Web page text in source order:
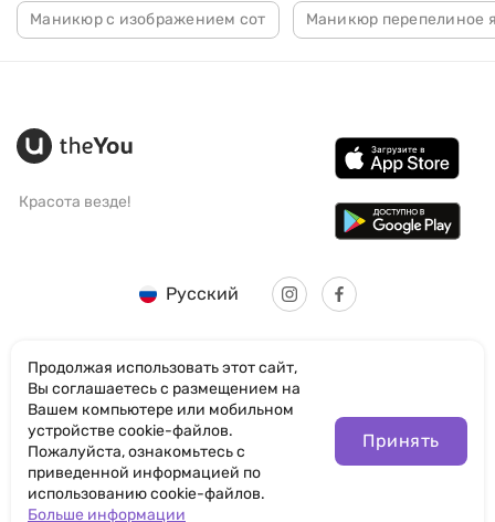
Маникюр с изображением сот Маникюр перепелиное
Красота везде!
Русский
© SANTICUM INTERNATIONAL LTD
Политика конфиденциальности
Правила пользования сайтом
Продолжая использовать этот сайт,
Вы соглашаетесь с размещением на
Вашем компьютере или мобильном
устройстве cookie-файлов.
Пожалуйста, ознакомьтесь с
приведенной информацией по
использованию cookie-файлов.
Больше информации
Принять